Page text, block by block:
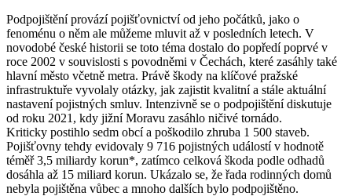
Podpojištění provází pojišťovnictví od jeho počátků, jako o
fenoménu o něm ale můžeme mluvit až v posledních letech. V
novodobé české historii se toto téma dostalo do popředí poprvé v
roce 2002 v souvislosti s povodněmi v Čechách, které zasáhly také
hlavní město včetně metra. Právě škody na klíčové pražské
infrastruktuře vyvolaly otázky, jak zajistit kvalitní a stále aktuální
nastavení pojistných smluv. Intenzivně se o podpojištění diskutuje
od roku 2021, kdy jižní Moravu zasáhlo ničivé tornádo.
Kriticky postihlo sedm obcí a poškodilo zhruba 1 500 staveb.
Pojišťovny tehdy evidovaly 9 716 pojistných událostí v hodnotě
téměř 3,5 miliardy korun*, zatímco celková škoda podle odhadů
dosáhla až 15 miliard korun. Ukázalo se, že řada rodinných domů
nebyla pojištěna vůbec a mnoho dalších bylo podpojištěno.